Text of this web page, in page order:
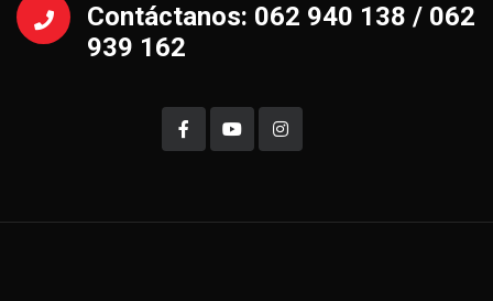
Contáctanos: 062 940 138 / 062
939 162